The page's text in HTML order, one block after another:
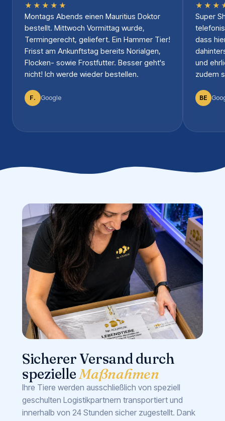
★★★★★
Montags Abends einen Mauritius Doktor
bestellt. Mittwoch Vormittag wurde,
Termingerecht, geliefert. Ein Hammer Tier!
Frisst am Ankunftstag bereits Norialgen,
Flocken- sowie Frostfutter. Besser geht's
nicht! Ich werde wieder bestellen.
F. Google
Super
dass
und
zudem
BE
Sicherer Versand durch
spezielleMaßnahmen
Ihre Tiere werden ausschließlich von speziell
geschulten Logistikpartnern transportiert und
innerhalb von 24 Stunden sicher zugestellt. Dank